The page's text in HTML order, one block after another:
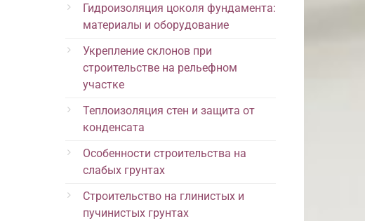
Гидроизоляция цоколя фундамента:
материалы и оборудование
Укрепление склонов при
строительстве на рельефном
участке
Теплоизоляция стен и защита от
конденсата
Особенности строительства на
слабых грунтах
Строительство на глинистых и
пучинистых грунтах